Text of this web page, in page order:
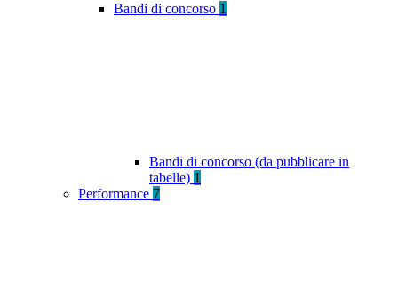
Bandi di concorso 1
Bandi di concorso (da pubblicare in
tabelle) 1
Performance 7